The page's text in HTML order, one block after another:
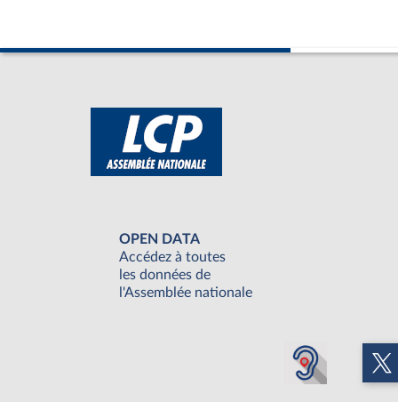
OPEN DATA
Accédez à toutes
les données de
l'Assemblée nationale